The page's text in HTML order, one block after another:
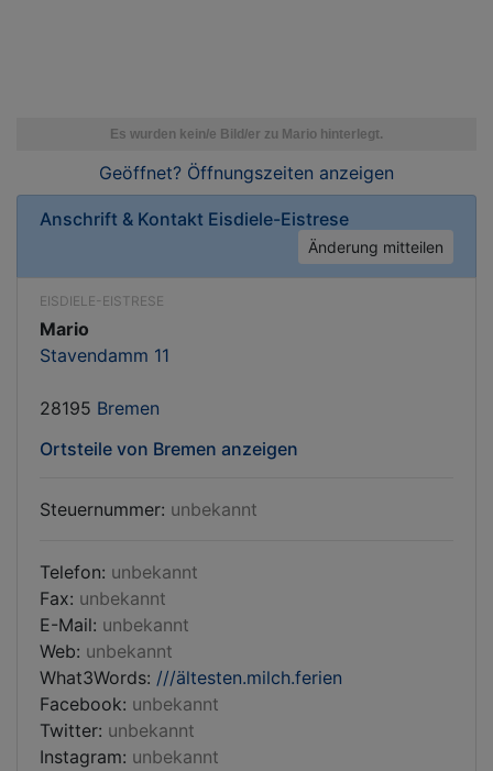
Geöffnet? Öffnungszeiten anzeigen
Anschrift & Kontakt Eisdiele-Eistrese
Änderung mitteilen
EISDIELE-EISTRESE
Mario
Stavendamm 11
28195 Bremen
Ortsteile von Bremen anzeigen
Steuernummer: unbekannt
Telefon: unbekannt
Fax: unbekannt
E-Mail: unbekannt
Web: unbekannt
What3Words: ///ältesten.milch.ferien
Facebook: unbekannt
Twitter: unbekannt
Instagram: unbekannt